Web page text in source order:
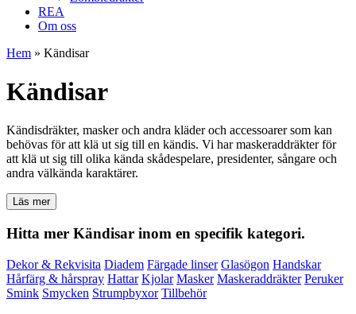
REA
Om oss
Hem » Kändisar
Kändisar
Kändisdräkter, masker och andra kläder och accessoarer som kan
behövas för att klä ut sig till en kändis. Vi har maskeraddräkter för
att klä ut sig till olika kända skådespelare, presidenter, sångare och
andra välkända karaktärer.
Läs mer
Hitta mer Kändisar inom en specifik kategori.
Dekor & Rekvisita Diadem Färgade linser Glasögon Handskar
Hårfärg & hårspray Hattar Kjolar Masker Maskeraddräkter Peruker
Smink Smycken Strumpbyxor Tillbehör